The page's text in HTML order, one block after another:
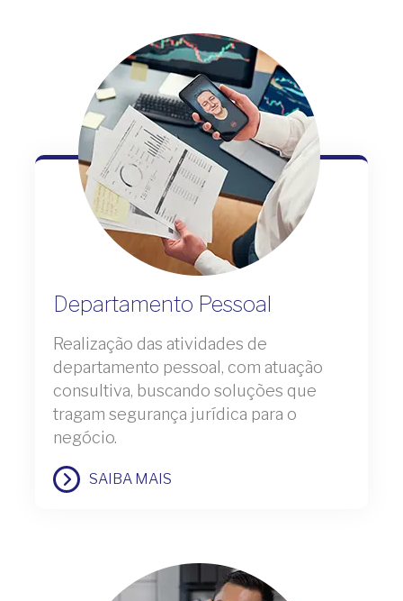
Departamento Pessoal
Realização das atividades de
departamento pessoal, com atuação
consultiva, buscando soluções que
tragam segurança jurídica para o
negócio.
SAIBA MAIS